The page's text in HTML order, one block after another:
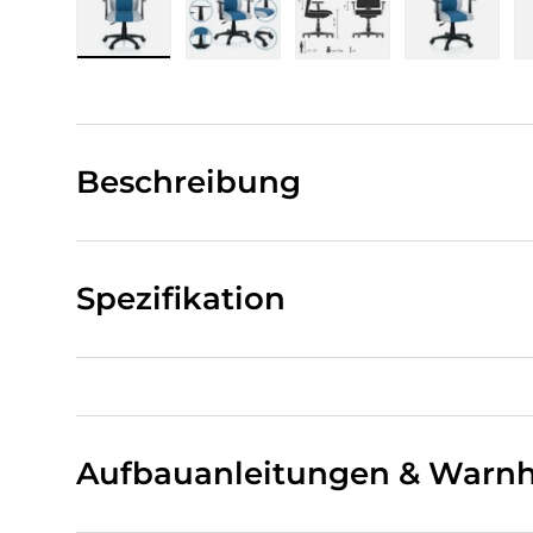
Beschreibung
Spezifikation
Aufbauanleitungen &